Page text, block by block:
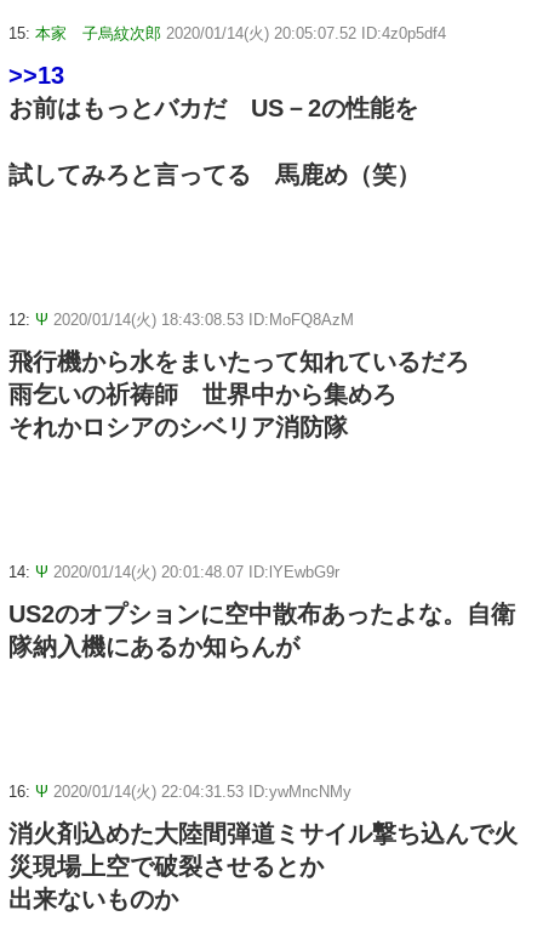
15: 本家 子烏紋次郎 2020/01/14(火) 20:05:07.52 ID:4z0p5df4
>>13
お前はもっとバカだ US－2の性能を
試してみろと言ってる 馬鹿め（笑）
12: Ψ 2020/01/14(火) 18:43:08.53 ID:MoFQ8AzM
飛行機から水をまいたって知れているだろ
雨乞いの祈祷師 世界中から集めろ
それかロシアのシベリア消防隊
14: Ψ 2020/01/14(火) 20:01:48.07 ID:lYEwbG9r
US2のオプションに空中散布あったよな。自衛
隊納入機にあるか知らんが
16: Ψ 2020/01/14(火) 22:04:31.53 ID:ywMncNMy
消火剤込めた大陸間弾道ミサイル撃ち込んで火
災現場上空で破裂させるとか
出来ないものか